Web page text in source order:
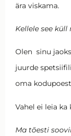
ära viskama.
Kellele see küll
Olen sinu
juurde
oma
Vahel ei leia
Ma tõesti